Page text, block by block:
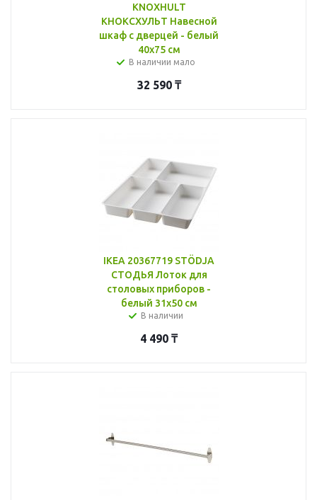
KNOXHULT
КНОКСХУЛЬТ Навесной
шкаф с дверцей - белый
40x75 см
В наличии мало
32 590₸
IKEA 20367719 STÖDJA
СТОДЬЯ Лоток для
столовых приборов -
белый 31x50 см
В наличии
4 490 ₸